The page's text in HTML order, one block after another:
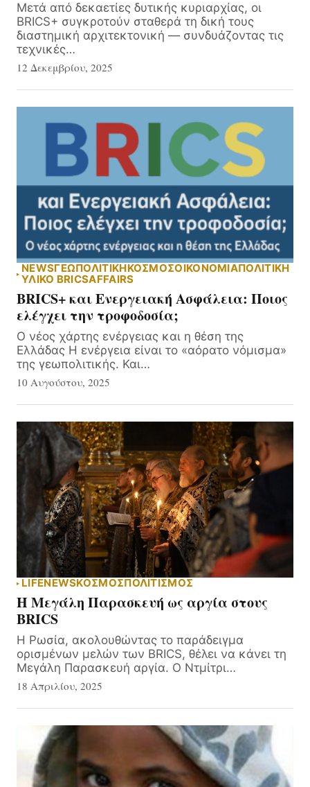
Μετά από δεκαετίες δυτικής κυριαρχίας, οι
BRICS+ συγκροτούν σταθερά τη δική τους
διαστημική αρχιτεκτονική — συνδυάζοντας τις
τεχνικές…
12 Δεκεμβρίου, 2025
NEWSΓΕΩΠΟΛΙΤΙΚΗΚΟΣΜΟΣΟΙΚΟΝΟΜΙΑΠΟΛΙΤΙΚΗ
ΥΛΙΚΌ BRICSAFFAIRS
BRICS+ και Ενεργειακή Ασφάλεια: Ποιος
ελέγχει την τροφοδοσία;
Ο νέος χάρτης ενέργειας και η θέση της
Ελλάδας Η ενέργεια είναι το «αόρατο νόμισμα»
της γεωπολιτικής. Και…
10 Αυγούστου, 2025
LIFENEWSΚΟΣΜΟΣΠΟΛΙΤΙΣΜΟΣ
Η Μεγάλη Παρασκευή ως αργία στους
BRICS
Η Ρωσία, ακολουθώντας το παράδειγμα
ορισμένων μελών των BRICS, θέλει να κάνει τη
Μεγάλη Παρασκευή αργία. Ο Ντμίτρι…
18 Απριλίου, 2025